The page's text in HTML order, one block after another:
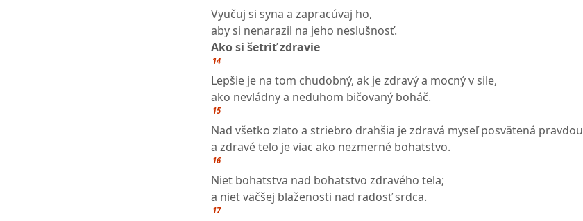
Vyučuj si syna a zapracúvaj ho,
aby si nenarazil na jeho neslušnosť.
Ako si šetriť zdravie
14
Lepšie je na tom chudobný, ak je zdravý a mocný v sile,
ako nevládny a neduhom bičovaný boháč.
15
Nad všetko zlato a striebro drahšia je zdravá myseľ posvätená pravdou
a zdravé telo je viac ako nezmerné bohatstvo.
16
Niet bohatstva nad bohatstvo zdravého tela;
a niet väčšej blaženosti nad radosť srdca.
17